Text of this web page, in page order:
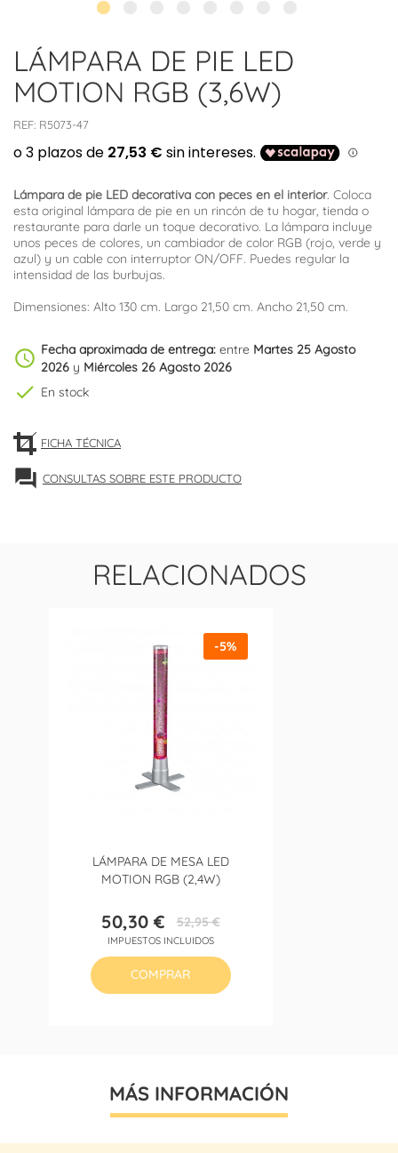
LÁMPARA DE PIE LED
MOTION RGB (3,6W)
REF: R5073-47
Lámpara de pie LED decorativa con peces en el interior. Coloca
esta original lámpara de pie en un rincón de tu hogar, tienda o
restaurante para darle un toque decorativo. La lámpara incluye
unos peces de colores, un cambiador de color RGB (rojo, verde y
azul) y un cable con interruptor ON/OFF. Puedes regular la
intensidad de las burbujas.
Dimensiones: Alto 130 cm. Largo 21,50 cm. Ancho 21,50 cm.
schedule Fecha aproximada de entrega: entre Martes 25 Agosto
2026 y Miércoles 26 Agosto 2026
check En stock
FICHA TÉCNICA
forum CONSULTAS SOBRE ESTE PRODUCTO
RELACIONADOS
LÁMPARA DE MESA LED
MOTION RGB (2,4W)
Precio
50,30 €Precio
base
52,95 €
IMPUESTOS INCLUIDOS
-5%
COMPRAR
MÁS INFORMACIÓN